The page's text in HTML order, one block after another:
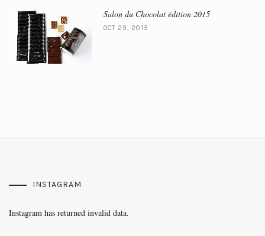
Salon du Chocolat édition 2015
OCT 29, 2015
INSTAGRAM
Instagram has returned invalid data.